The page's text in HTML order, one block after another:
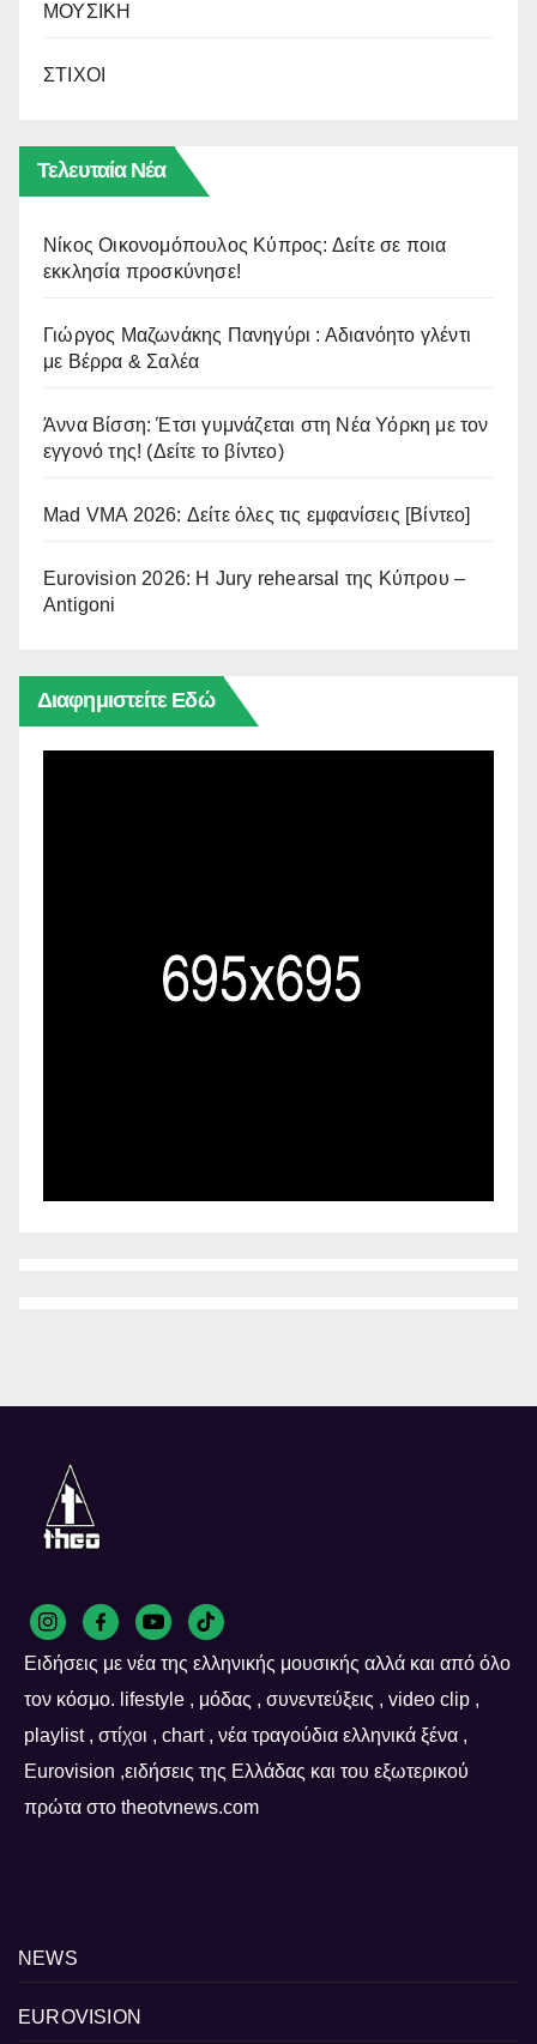
ΜΟΥΣΙΚΗ
ΣΤΙΧΟΙ
Τελευταία Νέα
Νίκος Οικονομόπουλος Κύπρος: Δείτε σε ποια
εκκλησία προσκύνησε!
Γιώργος Μαζωνάκης Πανηγύρι : Αδιανόητο γλέντι
με Βέρρα & Σαλέα
Άννα Βίσση: Έτσι γυμνάζεται στη Νέα Υόρκη με τον
εγγονό της! (Δείτε το βίντεο)
Mad VMA 2026: Δείτε όλες τις εμφανίσεις [Βίντεο]
Eurovision 2026: Η Jury rehearsal της Κύπρου –
Antigoni
Διαφημιστείτε Εδώ
Ειδήσεις με νέα της ελληνικής μουσικής αλλά και από όλο
τον κόσμο. lifestyle , μόδας , συνεντεύξεις , video clip ,
playlist , στίχοι , chart , νέα τραγούδια ελληνικά ξένα ,
Eurovision ,ειδήσεις της Ελλάδας και του εξωτερικού
πρώτα στο theotvnews.com
NEWS
EUROVISION